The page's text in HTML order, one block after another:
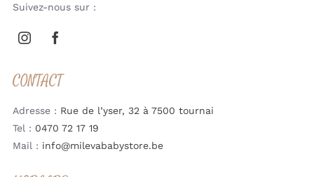
Suivez-nous sur :
CONTACT
Adresse : Rue de l’yser, 32 à 7500 tournai
Tel : 0470 72 17 19
Mail : info@milevababystore.be